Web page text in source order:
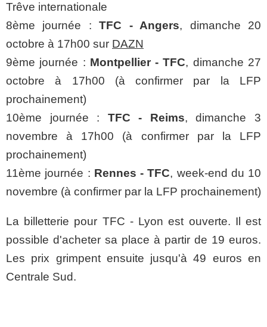
Trêve internationale
8ème journée :TFC - Angers, dimanche 20
octobre à 17h00 sur DAZN
9ème journée : Montpellier - TFC, dimanche 27
octobre à 17h00 (à confirmer par la LFP
prochainement)
10ème journée : TFC - Reims, dimanche 3
novembre à 17h00 (à confirmer par la LFP
prochainement)
11ème journée : Rennes - TFC, week-end du 10
novembre (à confirmer par la LFP prochainement)
La billetterie pour TFC - Lyon est ouverte. Il est
possible d'acheter sa place à partir de 19 euros.
Les prix grimpent ensuite jusqu'à 49 euros en
Centrale Sud.